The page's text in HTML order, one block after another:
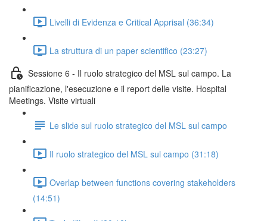
Livelli di Evidenza e Critical Apprisal (36:34)
La struttura di un paper scientifico (23:27)
Sessione 6 - Il ruolo strategico del MSL sul campo. La
pianificazione, l'esecuzione e il report delle visite. Hospital
Meetings. Visite virtuali
Le slide sul ruolo strategico del MSL sul campo
Il ruolo strategico del MSL sul campo (31:18)
Overlap between functions covering stakeholders
(14:51)